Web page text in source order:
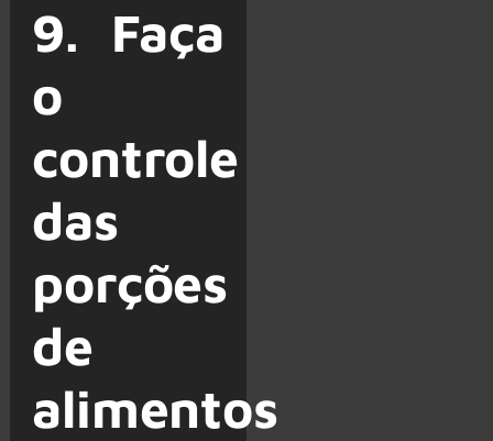
9. Faça
o
controle
das
porções
de
alimentos